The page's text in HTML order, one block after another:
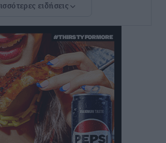
εφησυχασμού
ανοίγει ξανά το
μουσείο από τη Λέσχη
2 ώρες
ειδήσεις